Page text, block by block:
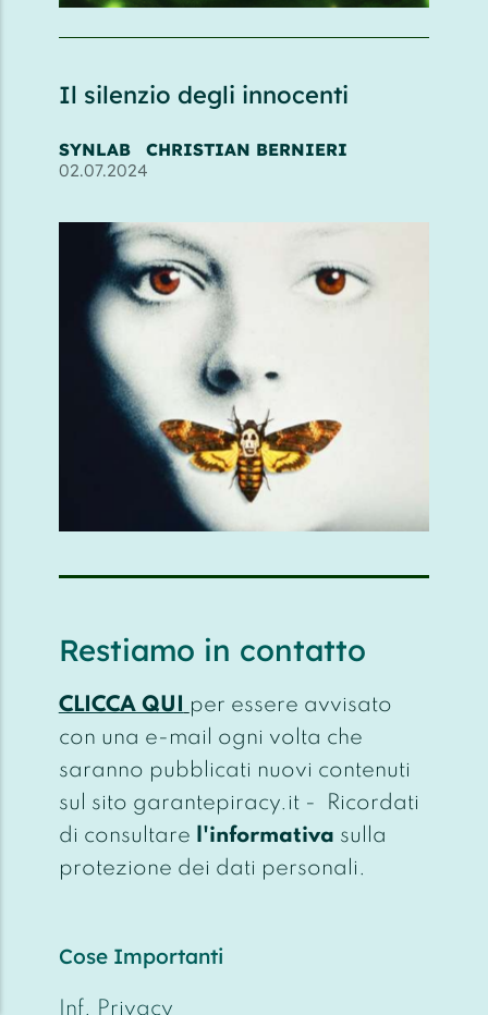
Il silenzio degli innocenti
SYNLAB
CHRISTIAN BERNIERI
02.07.2024
Restiamo in contatto
CLICCA QUI per essere avvisato
con una e-mail ogni volta che
saranno pubblicati nuovi contenuti
sul sito garantepiracy.it - Ricordati
di consultare l'informativa sulla
protezione dei dati personali.
Cose Importanti
Inf. Privacy